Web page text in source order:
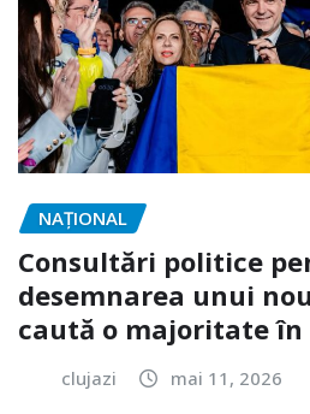
NAŢIONAL
Consultări politice
desemnarea unui
caută o majoritate
clujazi mai 11, 2026